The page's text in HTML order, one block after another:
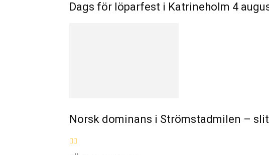
Dags för löparfest i Katrineholm 4
Norsk dominans i Strömstadmilen –